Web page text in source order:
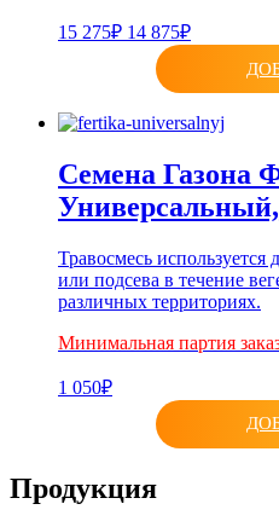
15 275₽ 14 875₽
Семена Газона
Травосмесь используется
или подсева в течение
различных территориях.
Минимальная партия
1 050₽
Продукция